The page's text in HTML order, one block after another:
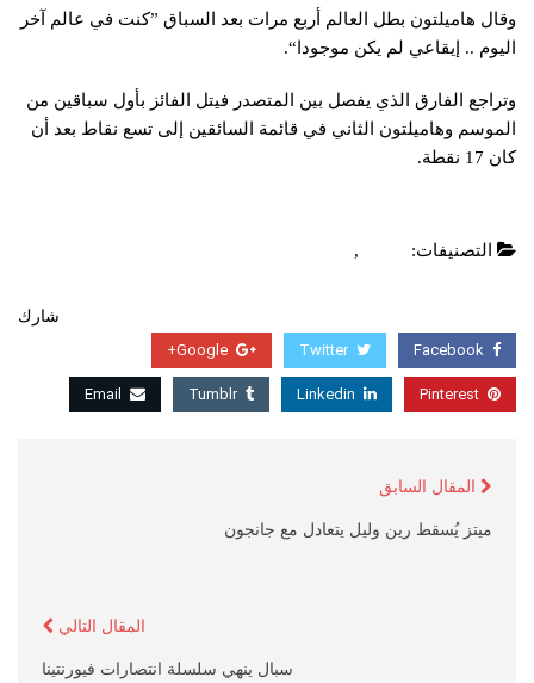
وقال هاميلتون بطل العالم أربع مرات بعد السباق ”كنت في عالم آخر
اليوم .. إيقاعي لم يكن موجودا“.
وتراجع الفارق الذي يفصل بين المتصدر فيتل الفائز بأول سباقين من
الموسم وهاميلتون الثاني في قائمة السائقين إلى تسع نقاط بعد أن
كان 17 نقطة.
التصنيفات: ,
شارك
Facebook
Twitter
Google+
Pinterest
Linkedin
Tumblr
Email
المقال السابق
ميتز يُسقط رين وليل يتعادل مع جانجون
المقال التالي
سبال ينهي سلسلة انتصارات فيورنتينا